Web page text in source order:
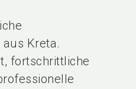
Kreta.
fortschrittliche